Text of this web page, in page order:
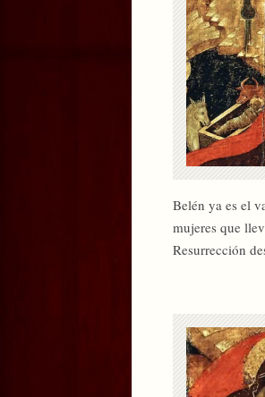
Belén ya es el
mujeres que
Resurrección